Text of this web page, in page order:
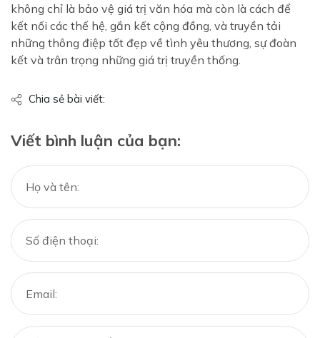
không chỉ là bảo vệ giá trị văn hóa mà còn là cách để
kết nối các thế hệ, gắn kết cộng đồng, và truyền tải
những thông điệp tốt đẹp về tình yêu thương, sự đoàn
kết và trân trọng những giá trị truyền thống.
Chia sẻ bài viết:
Viết bình luận của bạn: